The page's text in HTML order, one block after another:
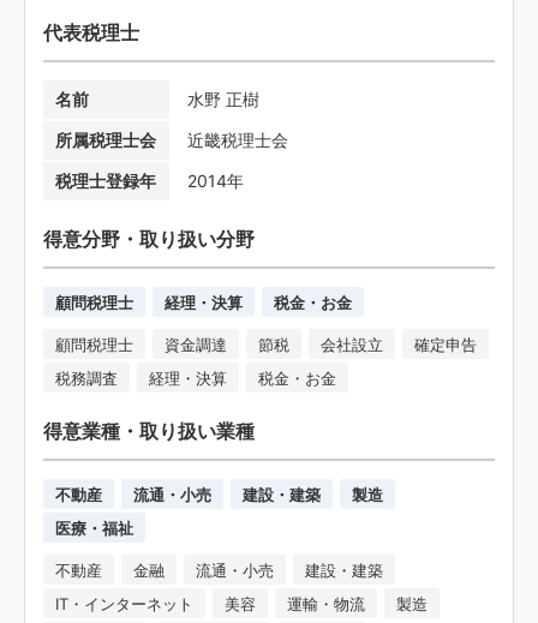
代表税理士
名前
水野 正樹
所属税理士会
近畿税理士会
税理士登録年
2014年
得意分野・取り扱い分野
顧問税理士 経理・決算 税金・お金
顧問税理士 資金調達 節税 会社設立
確定申告
税務調査
経理・決算 税金・お金
得意業種・取り扱い業種
不動産 流通・小売 建設・建築
製造
医療・福祉
不動産 金融 流通・小売
建設・建築
IT・インターネット
美容 運輸・物流
製造